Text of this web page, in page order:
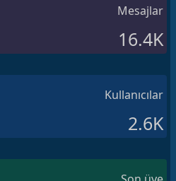
Mesajlar
16.4K
Kullanıcılar
2.6K